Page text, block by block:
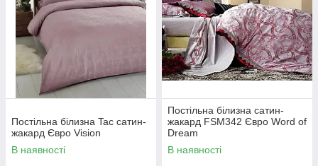
Постільна білизна Tac сатин-
жакард Євро Vision
В наявності
Постільна білизна сатин-
жакард FSM342 Євро Word of
Dream
В наявності